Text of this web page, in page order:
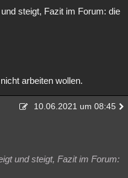
steigt, Fazit im Forum: die
arbeiten wollen.
10.06.2021 um 08:45
und steigt, Fazit im Forum: